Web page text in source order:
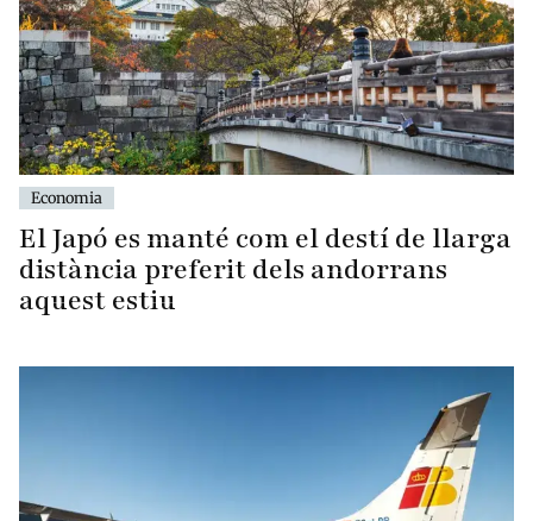
Economia
El Japó es manté com el destí de llarga
distància preferit dels andorrans
aquest estiu